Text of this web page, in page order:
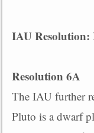
IAU Resolution:
Resolution 6A
The IAU further
Pluto is a dwarf